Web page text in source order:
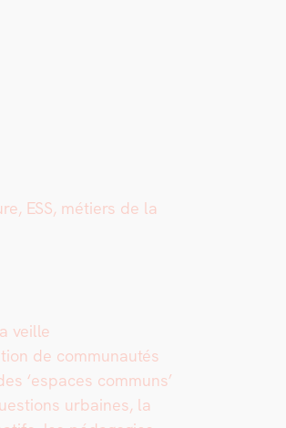
ESS, métiers de la
veille
de com­mu­nautés
‘espaces com­muns’
urbaines, la